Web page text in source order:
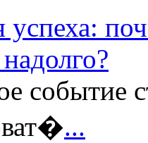
успеха:
событие
...